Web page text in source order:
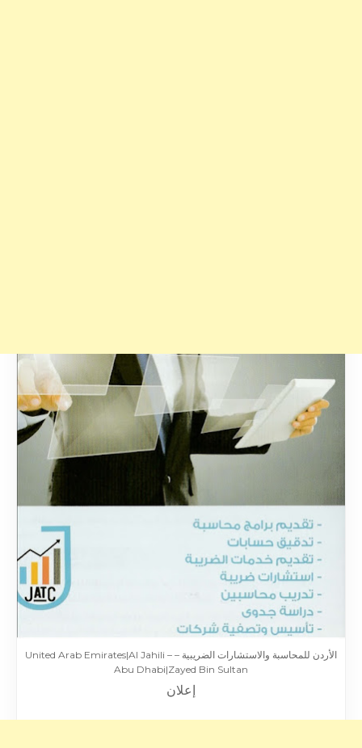
الأردن للمحاسبة والاستشارات الضريبية – United Arab Emirates|Al Jahili –
Abu Dhabi|Zayed Bin Sultan
إعلان